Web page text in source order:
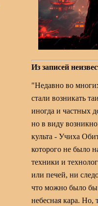
Из записей
"Недавно во
стали возникать
иногда и частных
но в виду
культа - Учиха
которого не было
техники и
или печей, ни
что можно было бы
небесная кара. Но,